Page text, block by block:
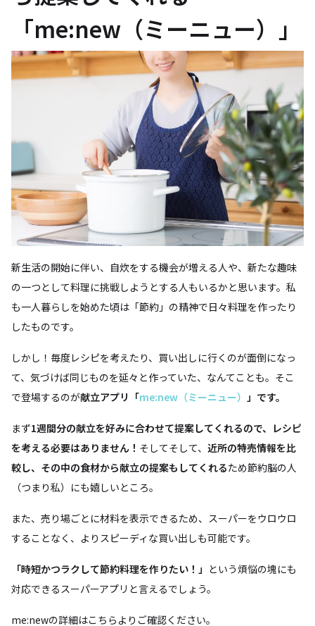
「me:new（ミーニュー）」
新生活の開始に伴い、自炊をする機会が増える人や、新たな趣味
の一つとして料理に挑戦しようとする人もいるかと思います。私
も一人暮らしを始めた頃は「節約」の精神で日々料理を作ったり
したものです。
しかし！毎度レシピを考えたり、買い出しに行くのが面倒になっ
て、気づけば同じものを延々と作っていた、なんてことも。そこ
で登場するのが献立アプリ「me:new（ミーニュー） 」です。
まず1週間分の献立を好みに合わせて提案してくれるので、レシピ
を考える必要はありません！ そしてそして、 近所の特売情報を比
較し、その中の食材から献立の提案もしてくれるため節約脳の人
（つまり私）にも嬉しいところ。
また、売り場ごとに材料を表示できるため、スーパーをウロウロ
することなく、よりスピーディな買い出しも可能です。
「時短かつラクして節約料理を作りたい！」 という煩悩の塊にも
対応できるスーパーアプリと言えるでしょう。
me:newの詳細はこちらよりご確認ください。